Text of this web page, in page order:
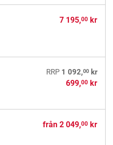
7 195,00 kr
RRP 1 092,00 kr
699,00 kr
från2 049,00 kr